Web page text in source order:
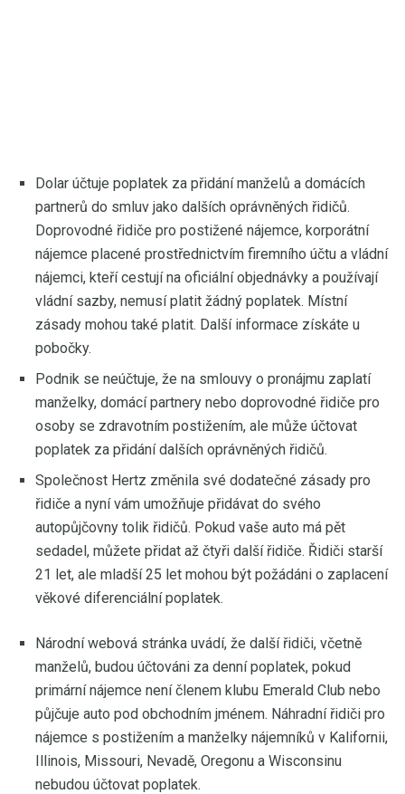
Dolar účtuje poplatek za přidání manželů a domácích
partnerů do smluv jako dalších oprávněných řidičů.
Doprovodné řidiče pro postižené nájemce, korporátní
nájemce placené prostřednictvím firemního účtu a vládní
nájemci, kteří cestují na oficiální objednávky a používají
vládní sazby, nemusí platit žádný poplatek. Místní
zásady mohou také platit. Další informace získáte u
pobočky.
Podnik se neúčtuje, že na smlouvy o pronájmu zaplatí
manželky, domácí partnery nebo doprovodné řidiče pro
osoby se zdravotním postižením, ale může účtovat
poplatek za přidání dalších oprávněných řidičů.
Společnost Hertz změnila své dodatečné zásady pro
řidiče a nyní vám umožňuje přidávat do svého
autopůjčovny tolik řidičů. Pokud vaše auto má pět
sedadel, můžete přidat až čtyři další řidiče. Řidiči starší
21 let, ale mladší 25 let mohou být požádáni o zaplacení
věkové diferenciální poplatek.
Národní webová stránka uvádí, že další řidiči, včetně
manželů, budou účtováni za denní poplatek, pokud
primární nájemce není členem klubu Emerald Club nebo
půjčuje auto pod obchodním jménem. Náhradní řidiči pro
nájemce s postižením a manželky nájemníků v Kalifornii,
Illinois, Missouri, Nevadě, Oregonu a Wisconsinu
nebudou účtovat poplatek.